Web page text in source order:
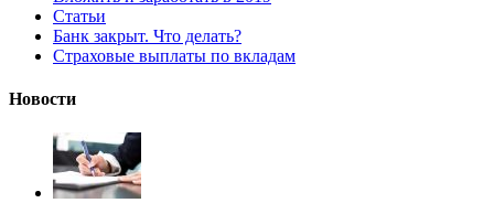
Статьи
Банк закрыт. Что делать?
Страховые выплаты по вкладам
Новости